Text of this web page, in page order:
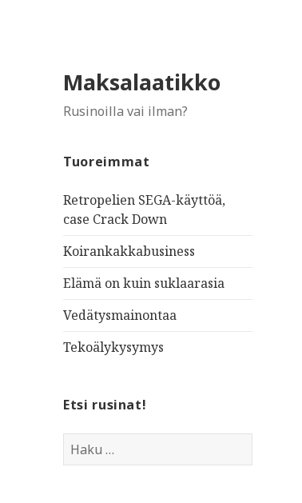
Maksalaatikko
Rusinoilla vai ilman?
Tuoreimmat
Retropelien SEGA-käyttöä,
case Crack Down
Koirankakkabusiness
Elämä on kuin suklaarasia
Vedätysmainontaa
Tekoälykysymys
Etsi rusinat!
Haku: